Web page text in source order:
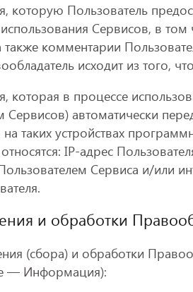
Пользователь
Сервисов, в
также комментарии
исходит из того,
которая в процессе
Сервисов) автоматически
на таких устройствах
IP-адрес
Сервиса и/или
и обработки
(сбора) и обработки
— Информация):